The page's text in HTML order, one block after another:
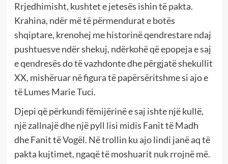
Rrjedhimisht, kushtet e jetesës ishin të pakta.
Krahina, ndër më të përmendurat e botës
shqiptare, krenohej me historinë qendrestare ndaj
pushtuesve ndër shekuj, ndërkohë që epopeja e saj
e qendresës do të vazhdonte dhe përgjatë shekullit
XX, mishëruar në figura të papërsëritshme si ajo e
të Lumes Marie Tuci.
Djepi që përkundi fëmijërinë e saj ishte një kullë,
një zallnajë dhe një pyll lisi midis Fanit të Madh
dhe Fanit të Vogël. Në trollin ku ajo lindi janë aq të
pakta kujtimet, ngaqë të moshuarit nuk rrojnë më.